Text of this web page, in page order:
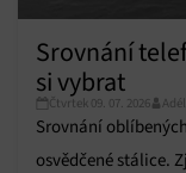
Srovnání
si vybrat
Čtvrtek 09. 07. 2026
Srovnání
osvědčené stálice.